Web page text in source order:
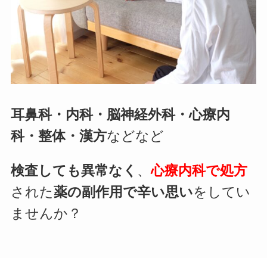
耳鼻科・内科・脳神経外科・心療内
科・整体・漢方などなど
検査しても異常なく 、心療内科で処方
された薬の副作用で辛い思いをしてい
ませんか？